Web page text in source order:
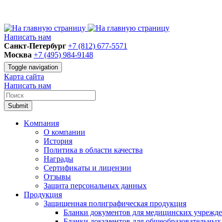
Написать нам
Санкт-Петербург +7 (812) 677-5571
Москва +7 (495) 984-9148
Toggle navigation
Карта сайта
Написать нам
Submit
Kомпания
О компании
История
Политика в области качества
Награды
Сертификаты и лицензии
Отзывы
Защита персональных данных
Продукция
Защищенная полиграфическая продукция
Бланки документов для медицинских